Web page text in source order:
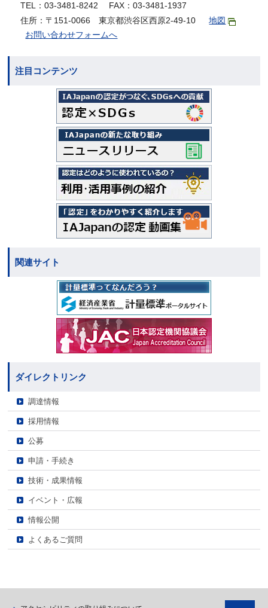
TEL：03-3481-8242 FAX：03-3481-1937
住所：〒151-0066 東京都渋谷区西原2-49-10
地図
お問い合わせフォームへ
注目コンテンツ
関連サイト
ダイレクトリンク
調達情報
採用情報
公募
申請・手続き
技術・成果情報
イベント・広報
情報公開
よくあるご質問